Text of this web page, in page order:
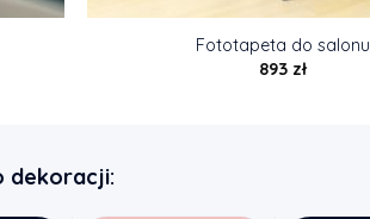
Fototapeta do salonu
893 zł
dekoracji: